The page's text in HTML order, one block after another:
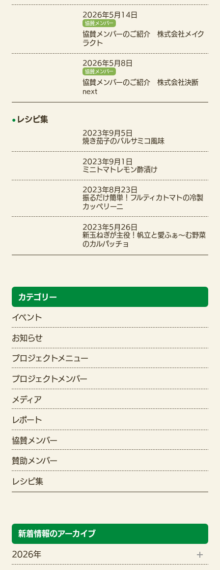
2026年5月14日
協賛メンバー
協賛メンバーのご紹介 株式会社メイク
ラクト
2026年5月8日
協賛メンバー
協賛メンバーのご紹介 株式会社決断
next
レシピ集
2023年9月5日
焼き茄子のバルサミコ風味
2023年9月1日
ミニトマトレモン酢漬け
2023年8月23日
振るだけ簡単！フルティカトマトの冷製
カッペリーニ
2023年5月26日
新玉ねぎが主役！帆立と愛ふぁ〜む野菜
のカルパッチョ
カテゴリー
イベント
お知らせ
プロジェクトメニュー
プロジェクトメンバー
メディア
レポート
協賛メンバー
賛助メンバー
レシピ集
新着情報のアーカイブ
2026年